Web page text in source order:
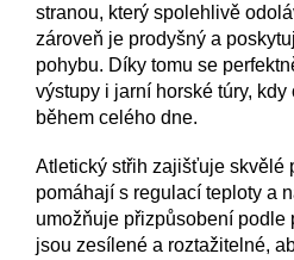
stranou, který spolehlivě
zároveň je prodyšný a
pohybu. Díky tomu se
výstupy i jarní horské túry,
během celého dne.
Atletický střih zajišťuje skvělé
pomáhají s regulací teploty a
umožňuje přizpůsobení podle
jsou zesílené a roztažitelné,